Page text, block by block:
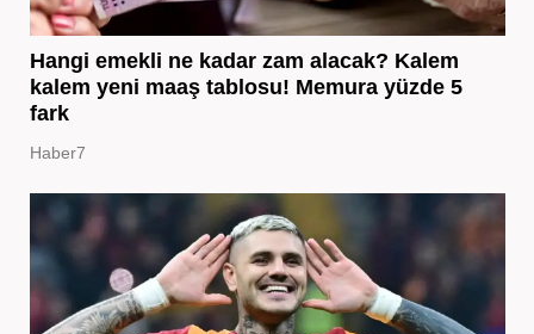
Hangi emekli ne kadar zam alacak? Kalem
kalem yeni maaş tablosu! Memura yüzde 5
fark
Haber7